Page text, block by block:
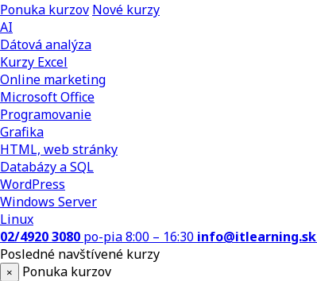
Ponuka kurzov Nové kurzy
AI
Dátová analýza
Kurzy Excel
Online marketing
Microsoft Office
Programovanie
Grafika
HTML, web stránky
Databázy a SQL
WordPress
Windows Server
Linux
02/4920 3080 po-pia 8:00 – 16:30 info@itlearning.sk
Posledné navštívené kurzy
×
Ponuka kurzov